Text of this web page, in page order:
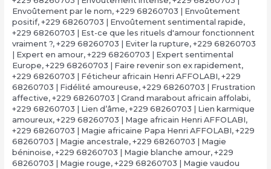
Envoûtement par le nom, +229 68260703 | Envoûtement
positif, +229 68260703 | Envoûtement sentimental rapide,
+229 68260703 | Est-ce que les rituels d'amour fonctionnent
vraiment ?, +229 68260703 | Eviter la rupture, +229 68260703
| Expert en amour, +229 68260703 | Expert sentimental
Europe, +229 68260703 | Faire revenir son ex rapidement,
+229 68260703 | Féticheur africain Henri AFFOLABI, +229
68260703 | Fidélité amoureuse, +229 68260703 | Frustration
affective, +229 68260703 | Grand marabout africain affolabi,
+229 68260703 | Lien d’âme, +229 68260703 | Lien karmique
amoureux, +229 68260703 | Mage africain Henri AFFOLABI,
+229 68260703 | Magie africaine Papa Henri AFFOLABI, +229
68260703 | Magie ancestrale, +229 68260703 | Magie
béninoise, +229 68260703 | Magie blanche amour, +229
68260703 | Magie rouge, +229 68260703 | Magie vaudou